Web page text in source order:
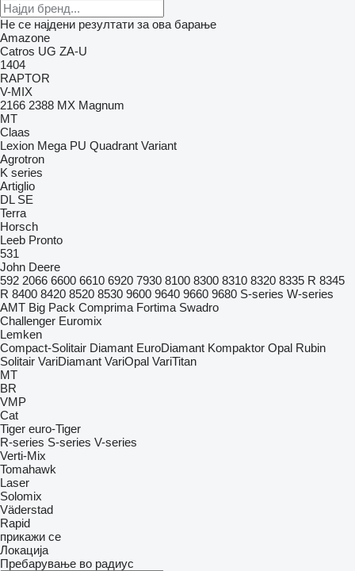
Не се најдени резултати за ова барање
Amazone
Catros UG ZA-U
1404
RAPTOR
V-MIX
2166 2388 MX Magnum
MT
Claas
Lexion Mega PU Quadrant Variant
Agrotron
K series
Artiglio
DL SE
Terra
Horsch
Leeb Pronto
531
John Deere
592 2066 6600 6610 6920 7930 8100 8300 8310 8320 8335 R 8345
R 8400 8420 8520 8530 9600 9640 9660 9680 S-series W-series
AMT Big Pack Comprima Fortima Swadro
Challenger Euromix
Lemken
Compact-Solitair Diamant EuroDiamant Kompaktor Opal Rubin
Solitair VariDiamant VariOpal VariTitan
MT
BR
VMP
Cat
Tiger euro-Tiger
R-series S-series V-series
Verti-Mix
Tomahawk
Laser
Solomix
Väderstad
Rapid
прикажи се
Локација
Пребарување во радиус